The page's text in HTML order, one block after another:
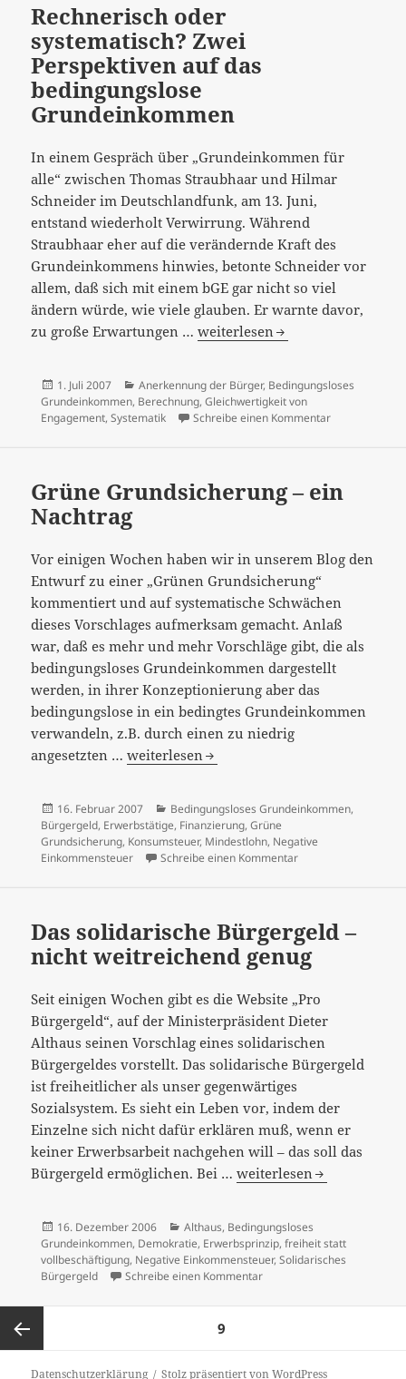
Rechnerisch oder
systematisch? Zwei
Perspektiven auf das
bedingungslose
Grundeinkommen
In einem Gespräch über „Grundeinkommen für
alle“ zwischen Thomas Straubhaar und Hilmar
Schneider im Deutschlandfunk, am 13. Juni,
entstand wiederholt Verwirrung. Während
Straubhaar eher auf die verändernde Kraft des
Grundeinkommens hinwies, betonte Schneider vor
allem, daß sich mit einem bGE gar nicht so viel
ändern würde, wie viele glauben. Er warnte davor,
zu große Erwartungen …Rechnerisch
Zwei
Perspektiven
bedingungslose
Grundeinkommen
weiterlesen
Veröffentlicht
am
1. Juli 2007 Kategorien
Anerkennung der Bürger, Bedingungsloses
Grundeinkommen, Berechnung, Gleichwertigkeit von
Engagement, Systematik Schreibe einen Kommentarzu
Grüne Grundsicherung – ein
Nachtrag
Vor einigen Wochen haben wir in unserem Blog den
Entwurf zu einer „Grünen Grundsicherung“
kommentiert und auf systematische Schwächen
dieses Vorschlages aufmerksam gemacht. Anlaß
war, daß es mehr und mehr Vorschläge gibt, die als
bedingungsloses Grundeinkommen dargestellt
werden, in ihrer Konzeptionierung aber das
bedingungslose in ein bedingtes Grundeinkommen
verwandeln, z.B. durch einen zu niedrig
angesetzten …Grüne
ein
Nachtrag
weiterlesen
Veröffentlicht
am
16. Februar 2007 Kategorien
Bedingungsloses Grundeinkommen,
Bürgergeld, Erwerbstätige, Finanzierung, Grüne
Grundsicherung, Konsumsteuer, Mindestlohn, Negative
Einkommensteuer
Schreibe einen Kommentarzu Grüne
Das solidarische Bürgergeld –
nicht weitreichend genug
Seit einigen Wochen gibt es die Website „Pro
Bürgergeld“, auf der Ministerpräsident Dieter
Althaus seinen Vorschlag eines solidarischen
Bürgergeldes vorstellt. Das solidarische Bürgergeld
ist freiheitlicher als unser gegenwärtiges
Sozialsystem. Es sieht ein Leben vor, indem der
Einzelne sich nicht dafür erklären muß, wenn er
keiner Erwerbsarbeit nachgehen will – das soll das
Bürgergeld ermöglichen. Bei …Das
–
nicht
weitreichend
genug
weiterlesen
Veröffentlicht
am
16. Dezember 2006 Kategorien
Althaus, Bedingungsloses
Grundeinkommen, Demokratie, Erwerbsprinzip, freiheit statt
vollbeschäftigung, Negative Einkommensteuer, Solidarisches
Bürgergeld
Schreibe einen Kommentarzu Das solidarische
der
Vorherige
SEITE9
Datenschutzerklärung Stolz präsentiert von WordPress